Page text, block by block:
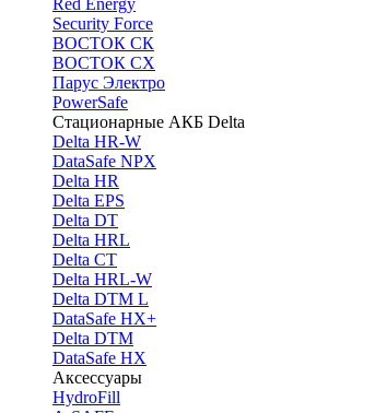
Red Energy
Security Force
ВОСТОК СК
ВОСТОК СХ
Парус Электро
PowerSafe
Стационарные АКБ Delta
Delta HR-W
DataSafe NPX
Delta HR
Delta EPS
Delta DT
Delta HRL
Delta CT
Delta HRL-W
Delta DTM L
DataSafe HX+
Delta DTM
DataSafe HX
Аксессуары
HydroFill